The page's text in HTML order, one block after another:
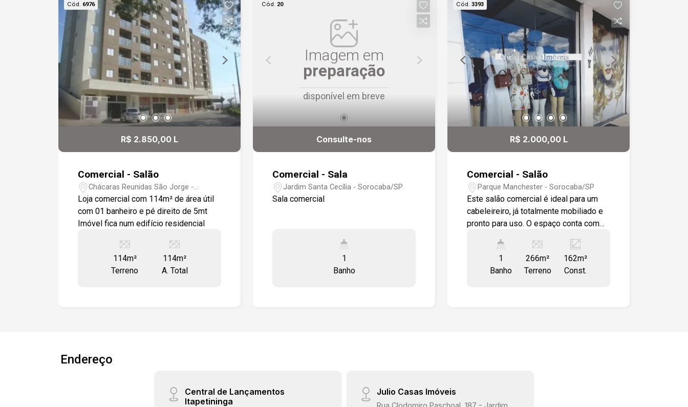
Cód. 6976
R$ 2.850,00 L
Comercial - Salão
Chácaras Reunidas São Jorge -
Sorocaba/SP
Loja comercial com 114m² de área útil
com 01 banheiro e pé direito de 5mt
Imóvel fica num edifício residencial
114m²
Terreno
114m²
A. Total
Cód. 20
Imagem em
preparação
disponível em breve
Consulte-nos
Comercial - Sala
Jardim Santa Cecília - Sorocaba/SP
Sala comercial
1
Banho
Cód. 3393
R$ 2.000,00 L
Comercial - Salão
Parque Manchester - Sorocaba/SP
Este salão comercial é ideal para um
cabeleireiro, já totalmente mobiliado e
pronto para uso. O espaço conta com
conforto dos clientes e funcionários. O
acabamento é em piso porcelanato,
oferecendo um visual moderno e de
1
Banho
266m²
Terreno
162m²
Const.
Endereço
Central de Lançamentos
Itapetininga
Julio Casas Imóveis
Rua Clodomiro Paschoal, 187 - Jardim